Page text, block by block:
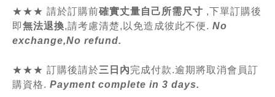
★★★ 請於訂購前確實丈量自己所需尺寸 ,下單訂購後
即無法退換,請考慮清楚,以免造成彼此不便. No
exchange,No refund.
★★★ 訂購後請於三日內完成付款.逾期將取消會員訂
購資格. Payment complete in 3 days.